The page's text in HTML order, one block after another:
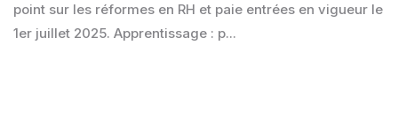
point sur les réformes en RH et paie entrées en vigueur le
1er juillet 2025. Apprentissage : p...